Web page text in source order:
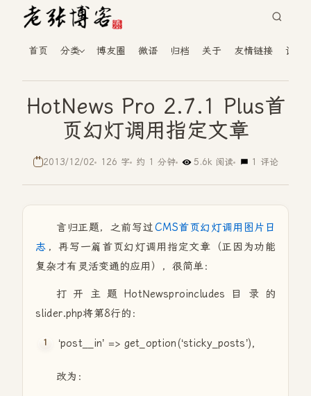
首页 分类 博友圈 微语 归档 关于 友情链接 读者
HotNews Pro 2.7.1 Plus首
页幻灯调用指定文章
2013/12/02 126 字 约 1 分钟 5.6k 阅读 1 评论
言归正题，之前写过CMS首页幻灯调用图片日
志 ，再写一篇首页幻灯调用指定文章（正因为功能
复杂才有灵活变通的应用），很简单：
打开主题HotNewsproincludes目录的
slider.php将第8行的：
‘post__in’ => get_option(‘sticky_posts’),
改为：